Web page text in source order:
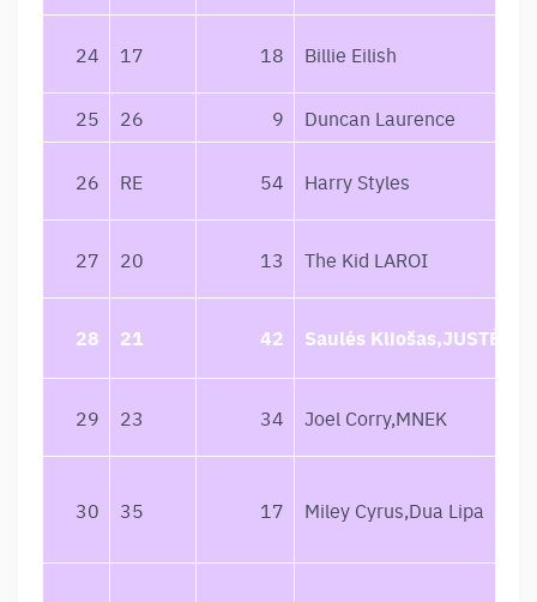
24 17 18 Billie Eilish
25 26 9 Duncan Laurence
26 RE 54 Harry Styles
27 20 13 The Kid LAROI
28 21 42 Saulės Kliošas,JUSTÉ
29 23 34 Joel Corry,MNEK
30 35 17 Miley Cyrus,Dua Lipa